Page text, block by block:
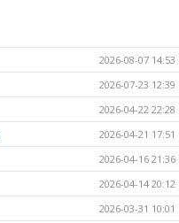
2026-08-07 14:53
2026-07-23 12:39
2026-04-22 22:28
2026-04-21 17:51
2026-04-16 21:36
2026-04-14 20:12
2026-03-31 10:01